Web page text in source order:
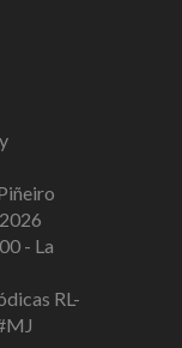
- La
RL-